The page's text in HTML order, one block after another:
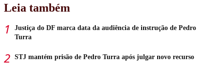
Leia também
Justiça do DF marca data da audiência de instrução de Pedro
Turra
STJ mantém prisão de Pedro Turra após julgar novo recurso